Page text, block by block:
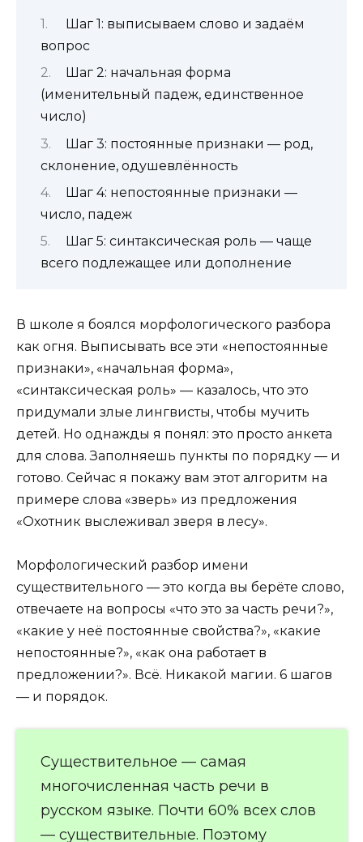
Шаг 1: выписываем слово и задаём
вопрос
Шаг 2: начальная форма
(именительный падеж, единственное
число)
Шаг 3: постоянные признаки — род,
склонение, одушевлённость
Шаг 4: непостоянные признаки —
число, падеж
Шаг 5: синтаксическая роль — чаще
всего подлежащее или дополнение
В школе я боялся морфологического разбора
как огня. Выписывать все эти «непостоянные
признаки», «начальная форма»,
«синтаксическая роль» — казалось, что это
придумали злые лингвисты, чтобы мучить
детей. Но однажды я понял: это просто анкета
для слова. Заполняешь пункты по порядку — и
готово. Сейчас я покажу вам этот алгоритм на
примере слова «зверь» из предложения
«Охотник выслеживал зверя в лесу».
Морфологический разбор имени
существительного — это когда вы берёте слово,
отвечаете на вопросы «что это за часть речи?»,
«какие у неё постоянные свойства?», «какие
непостоянные?», «как она работает в
предложении?». Всё. Никакой магии. 6 шагов
— и порядок.
Существительное — самая
многочисленная часть речи в
русском языке. Почти 60% всех слов
— существительные. Поэтому